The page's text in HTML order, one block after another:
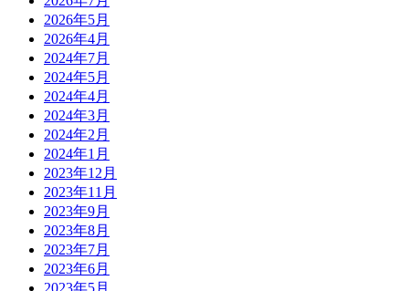
2026年5月
2026年4月
2024年7月
2024年5月
2024年4月
2024年3月
2024年2月
2024年1月
2023年12月
2023年11月
2023年9月
2023年8月
2023年7月
2023年6月